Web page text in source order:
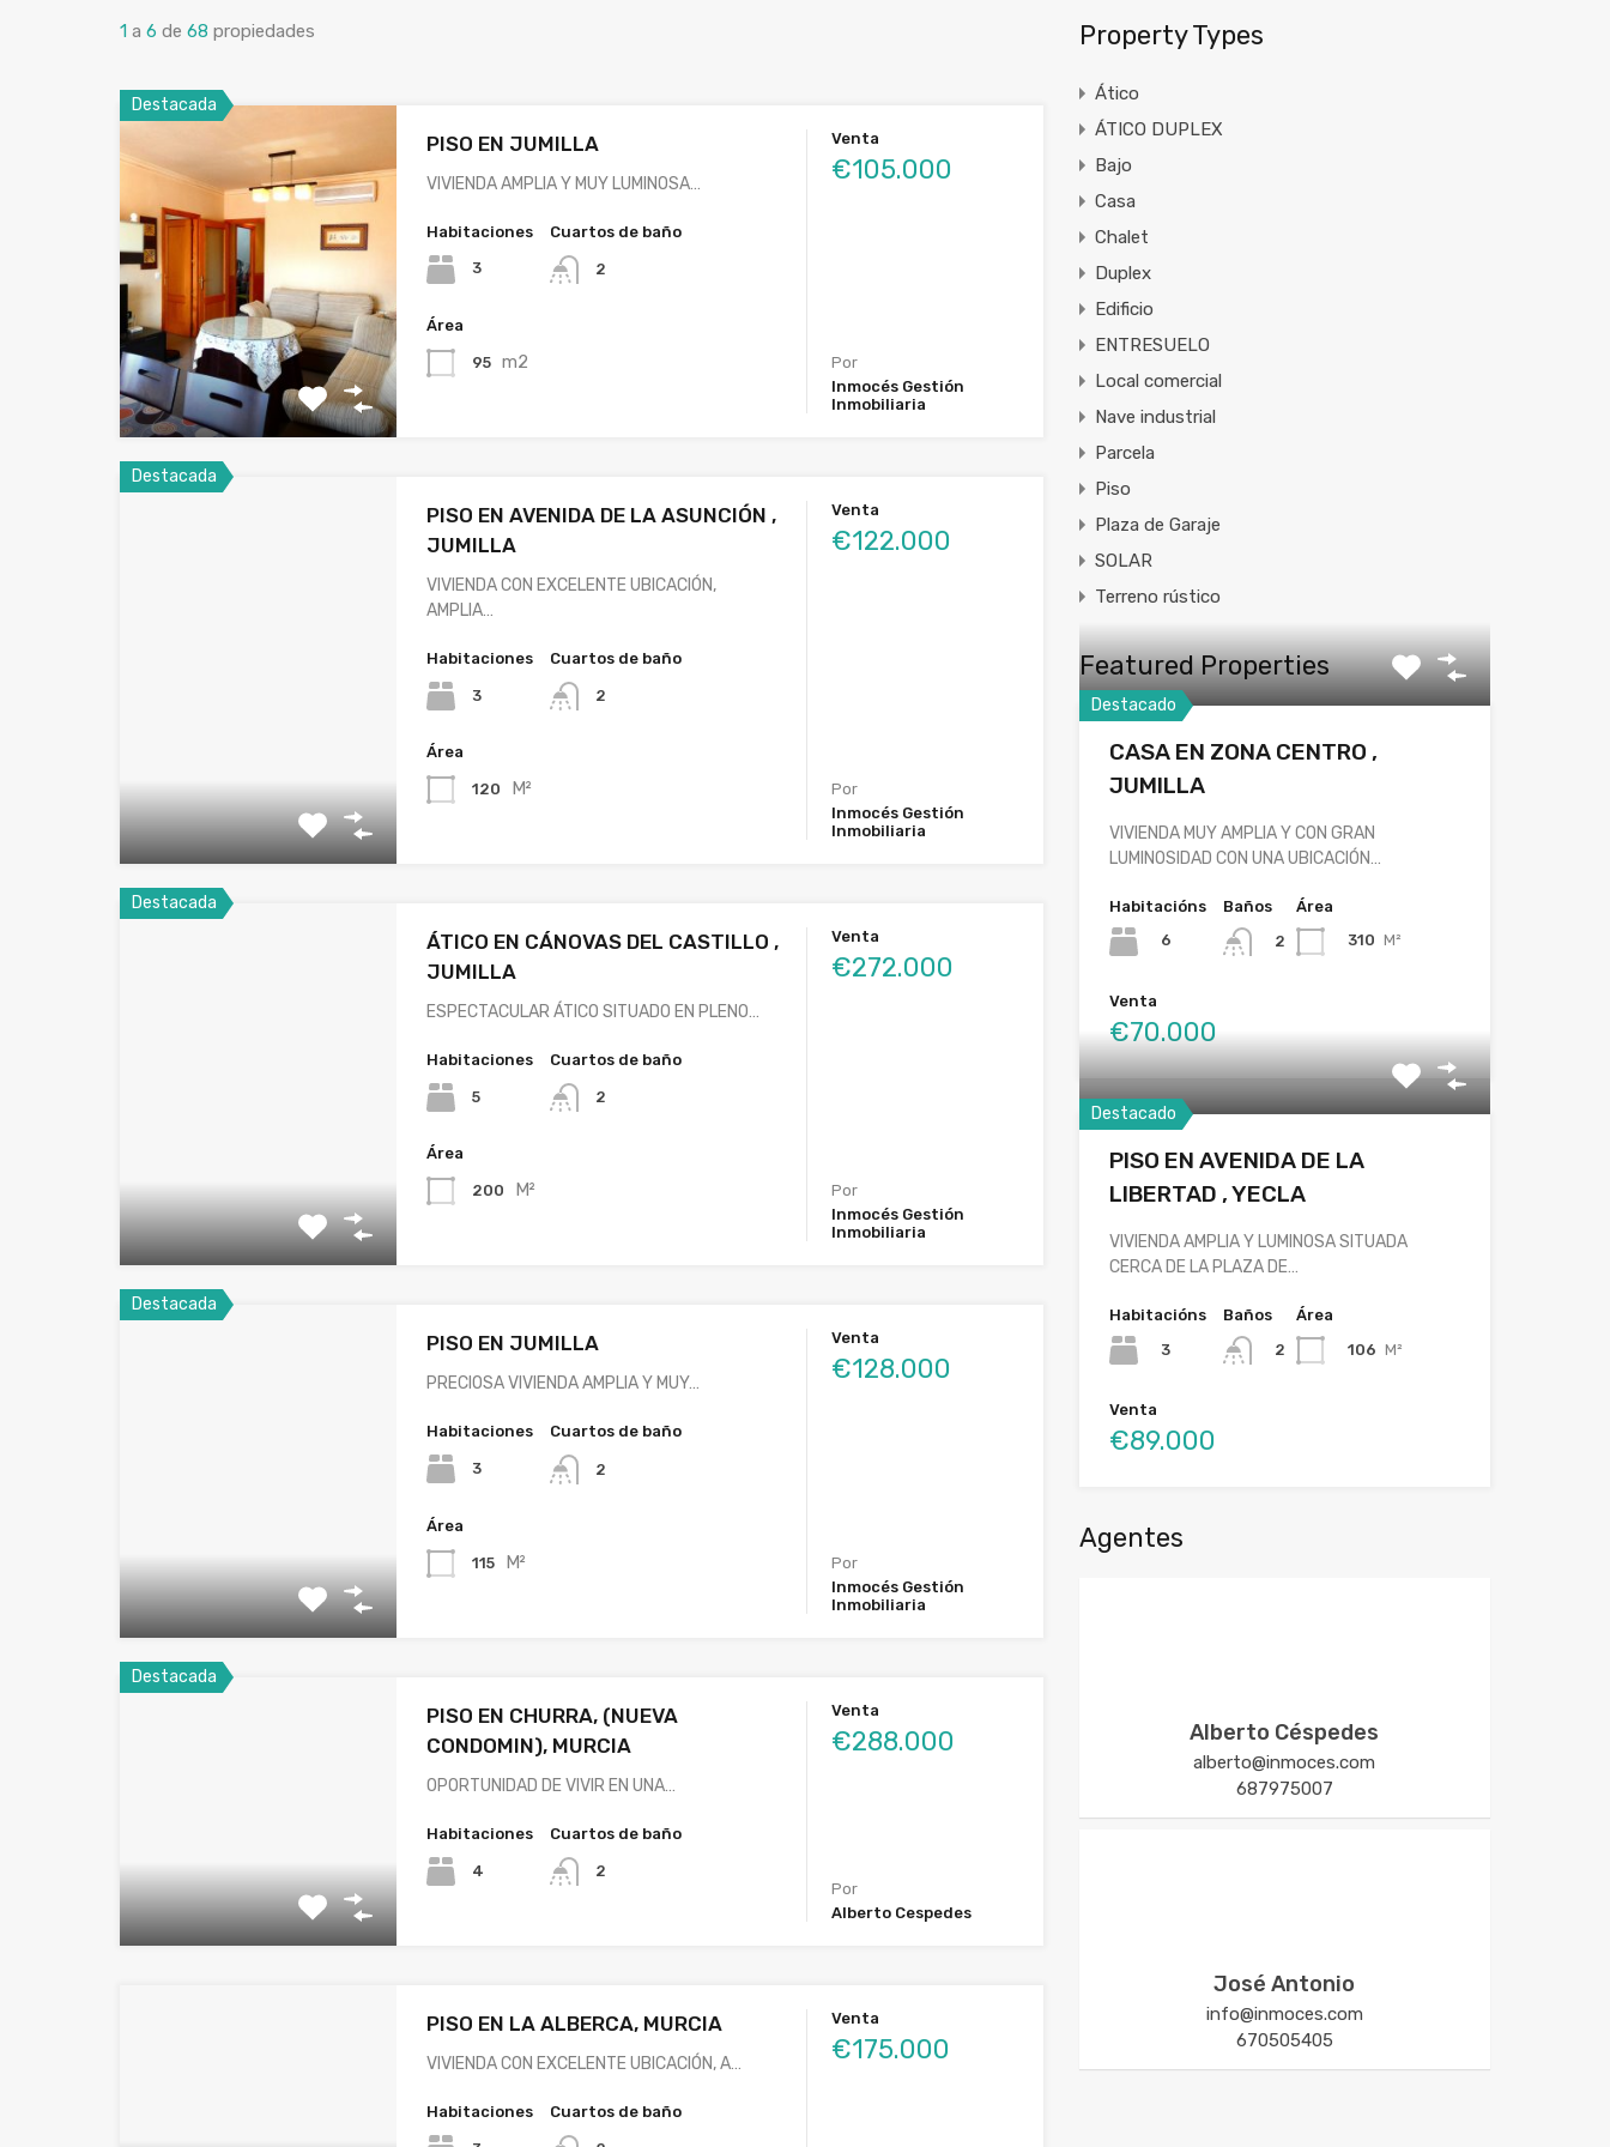
1 a 6 de 68 propiedades
Destacada
PISO EN JUMILLA
VIVIENDA AMPLIA Y MUY LUMINOSA…
Habitaciones
3
Cuartos de baño
2
Área
95 m2
Venta
€105.000
Por
Inmocés Gestión
Inmobiliaria
Destacada
PISO EN AVENIDA DE LA ASUNCIÓN ,
JUMILLA
VIVIENDA CON EXCELENTE UBICACIÓN,
AMPLIA…
Habitaciones
3
Cuartos de baño
2
Área
120 M²
Venta
€122.000
Por
Inmocés Gestión
Inmobiliaria
Destacada
ÁTICO EN CÁNOVAS DEL CASTILLO ,
JUMILLA
ESPECTACULAR ÁTICO SITUADO EN PLENO…
Habitaciones
5
Cuartos de baño
2
Área
200 M²
Venta
€272.000
Por
Inmocés Gestión
Inmobiliaria
Destacada
PISO EN JUMILLA
PRECIOSA VIVIENDA AMPLIA Y MUY…
Habitaciones
3
Cuartos de baño
2
Área
115 M²
Venta
€128.000
Por
Inmocés Gestión
Inmobiliaria
Destacada
PISO EN CHURRA, (NUEVA
CONDOMIN), MURCIA
OPORTUNIDAD DE VIVIR EN UNA…
Habitaciones
4
Cuartos de baño
2
Venta
€288.000
Por
Alberto Cespedes
PISO EN LA ALBERCA, MURCIA
VIVIENDA CON EXCELENTE UBICACIÓN, A…
Habitaciones Cuartos de baño
Venta
€175.000
Property Types
Ático
ÁTICO DUPLEX
Bajo
Casa
Chalet
Duplex
Edificio
ENTRESUELO
Local comercial
Nave industrial
Parcela
Piso
Plaza de Garaje
SOLAR
Terreno rústico
Featured Properties
Destacado
CASA EN ZONA CENTRO ,
JUMILLA
VIVIENDA MUY AMPLIA Y CON GRAN
LUMINOSIDAD CON UNA UBICACIÓN…
Habitacións
6
Baños
2
Área
310 M²
Venta
€70.000
Destacado
PISO EN AVENIDA DE LA
LIBERTAD , YECLA
VIVIENDA AMPLIA Y LUMINOSA SITUADA
CERCA DE LA PLAZA DE…
Habitacións
3
Baños
2
Área
106 M²
Venta
€89.000
Agentes
Alberto Céspedes
alberto@inmoces.com
687975007
José Antonio
info@inmoces.com
670505405